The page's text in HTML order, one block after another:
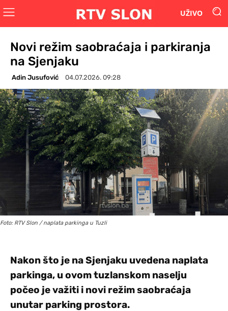
UŽIVO
Novi režim saobraćaja i parkiranja
na Sjenjaku
Adin Jusufović 04.07.2026. 09:28
Foto: RTV Slon / naplata parkinga u Tuzli
Nakon što je na Sjenjaku uvedena naplata
parkinga, u ovom tuzlanskom naselju
počeo je važiti i novi režim saobraćaja
unutar parking prostora.